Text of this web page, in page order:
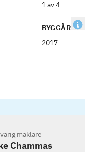
1 av 4
BYGGÅR
2017
mäklare
Chammas